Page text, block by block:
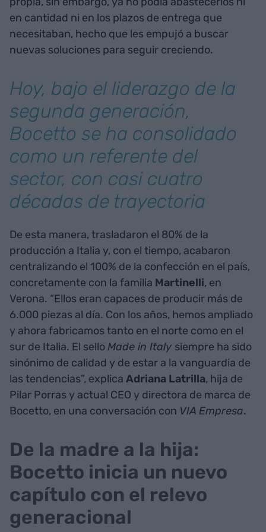
en cantidad ni en los plazos de entrega que
necesitaban, hecho que les empujó a buscar
nuevas soluciones para seguir creciendo.
Hoy, bajo el liderazgo de la
segunda generación,
Bocetto se ha consolidado
como un referente del
sector, con casi cuatro
décadas de trayectoria
De esta manera, trasladaron el 80% de la
producción a Italia y, con el tiempo, acabaron
centralizando el 100% de la confección en el país,
concretamente con la familia Martinelli, en
Verona. “Ellos eran capaces de producir más de
6.000 piezas al día. Con los años, hemos ampliado
y ahora fabricamos tanto en el norte como en el
sur de Italia. El selloMade in Italy siempre ha sido
sinónimo de calidad y de estar a la vanguardia de
las tendencias”, explica Adriana Latrilla, hija de
Pilar Porras y actual CEO y directora de marca de
Bocetto, en una conversación con VIA Empresa.
De la madre a la hija:
Bocetto inicia un nuevo
capítulo con el relevo
generacional